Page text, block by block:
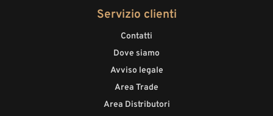
Servizio clienti
Contatti
Dove siamo
Avviso legale
Area Trade
Area Distributori